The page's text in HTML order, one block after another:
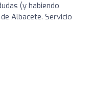
(y habiendo
Albacete. Servicio